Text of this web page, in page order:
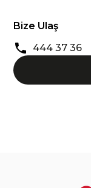
Bize Ulaş
444 37 36